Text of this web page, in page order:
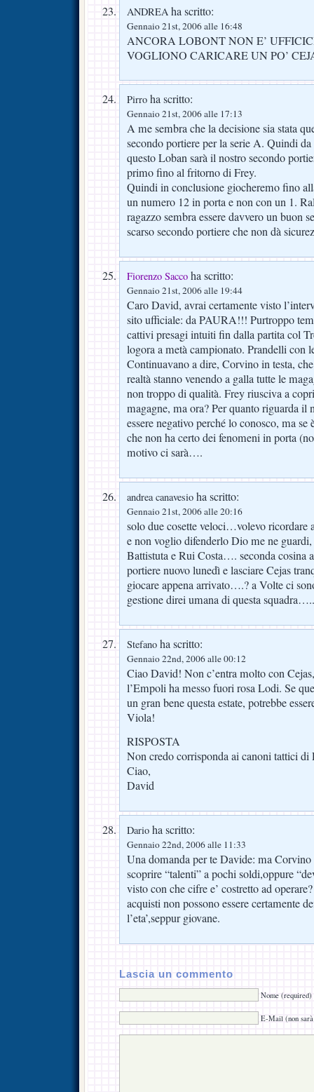
ANDREA ha scritto:
Gennaio 21st, 2006 alle 16:48
ANCORA LOBONT NON E’
VOGLIONO CARICARE UN PO’
Pirro ha scritto:
Gennaio 21st, 2006 alle 17:13
A me sembra che la decisione sia stata
secondo portiere per la serie A. Quindi
questo Loban sarà il nostro secondo
primo fino al fritorno di Frey.
Quindi in conclusione giocheremo fino
un numero 12 in porta e non con un 1.
ragazzo sembra essere davvero un buon
scarso secondo portiere che non dà
Fiorenzo Sacco ha scritto:
Gennaio 21st, 2006 alle 19:44
Caro David, avrai certamente visto
sito ufficiale: da PAURA!!! Purtroppo
cattivi presagi intuiti fin dalla partita col
logora a metà campionato. Prandelli con
Continuavano a dire, Corvino in testa,
realtà stanno venendo a galla tutte le
non troppo di qualità. Frey riusciva a
magagne, ma ora? Per quanto riguarda il
essere negativo perché lo conosco, ma
che non ha certo dei fenomeni in porta
motivo ci sarà….
andrea canavesio ha scritto:
Gennaio 21st, 2006 alle 20:16
solo due cosette veloci…volevo ricordare
e non voglio difenderlo Dio me ne
Battistuta e Rui Costa…. seconda cosina
portiere nuovo lunedì e lasciare Cejas
giocare appena arrivato….? a Volte ci
gestione direi umana di questa squadra…..
Stefano ha scritto:
Gennaio 22nd, 2006 alle 00:12
Ciao David! Non c’entra molto con
l’Empoli ha messo fuori rosa Lodi. Se
un gran bene questa estate, potrebbe
Viola!
RISPOSTA
Non credo corrisponda ai canoni tattici
Ciao,
David
Dario ha scritto:
Gennaio 22nd, 2006 alle 11:33
Una domanda per te Davide: ma Corvino
scoprire “talenti” a pochi soldi,oppure
visto con che cifre e’ costretto ad
acquisti non possono essere certamente
l’eta’,seppur giovane.
Lascia un commento
Nome (required)
E-Mail (non